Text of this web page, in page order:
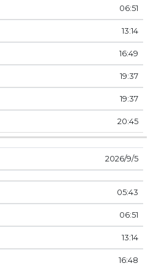
06:51
13:14
16:49
19:37
19:37
20:45
5‏‏/9‏‏/2026
05:43
06:51
13:14
16:48